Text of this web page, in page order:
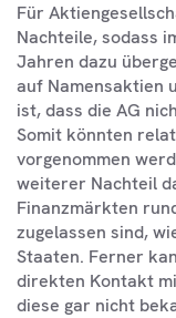
Für
Nachteile, sodass
Jahren dazu
auf Namensaktien
ist, dass die AG
Somit könnten
vorgenommen
weiterer Nachteil
Finanzmärkten
zugelassen sind,
Staaten. Ferner
direkten Kontakt
diese gar nicht